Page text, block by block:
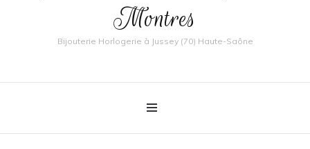
Montres
Bijouterie Horlogerie à Jussey (70) Haute-Saône